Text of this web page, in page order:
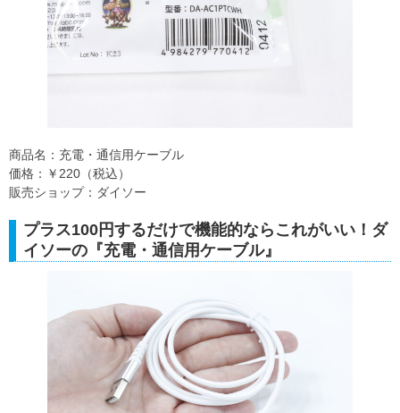
商品名：充電・通信用ケーブル
価格：￥220（税込）
販売ショップ：ダイソー
プラス100円するだけで機能的ならこれがいい！ダ
イソーの『充電・通信用ケーブル』